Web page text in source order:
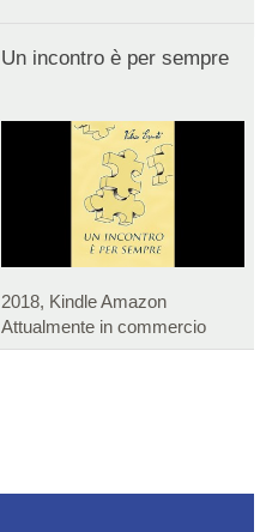
Un incontro è per sempre
2018, Kindle Amazon
Attualmente in commercio